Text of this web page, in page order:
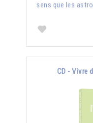
sens que les
CD - Vivre